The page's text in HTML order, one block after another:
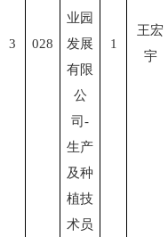
3 028
业园
发展
有限
公
司 -
生产
及种
植技
术员
1
王宏
宇